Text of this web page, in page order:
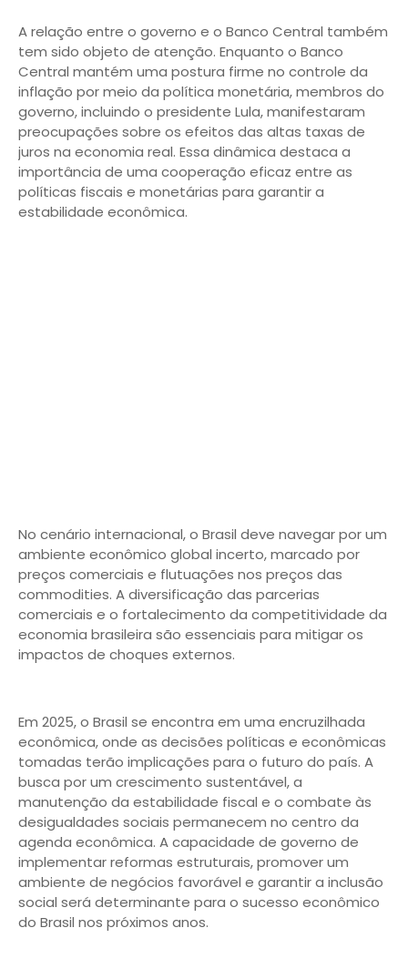
A relação entre o governo e o Banco Central também
tem sido objeto de atenção. Enquanto o Banco
Central mantém uma postura firme no controle da
inflação por meio da política monetária, membros do
governo, incluindo o presidente Lula, manifestaram
preocupações sobre os efeitos das altas taxas de
juros na economia real. Essa dinâmica destaca a
importância de uma cooperação eficaz entre as
políticas fiscais e monetárias para garantir a
estabilidade econômica.
No cenário internacional, o Brasil deve navegar por um
ambiente econômico global incerto, marcado por
preços comerciais e flutuações nos preços das
commodities. A diversificação das parcerias
comerciais e o fortalecimento da competitividade da
economia brasileira são essenciais para mitigar os
impactos de choques externos.
Em 2025, o Brasil se encontra em uma encruzilhada
econômica, onde as decisões políticas e econômicas
tomadas terão implicações para o futuro do país. A
busca por um crescimento sustentável, a
manutenção da estabilidade fiscal e o combate às
desigualdades sociais permanecem no centro da
agenda econômica. A capacidade de governo de
implementar reformas estruturais, promover um
ambiente de negócios favorável e garantir a inclusão
social será determinante para o sucesso econômico
do Brasil nos próximos anos.